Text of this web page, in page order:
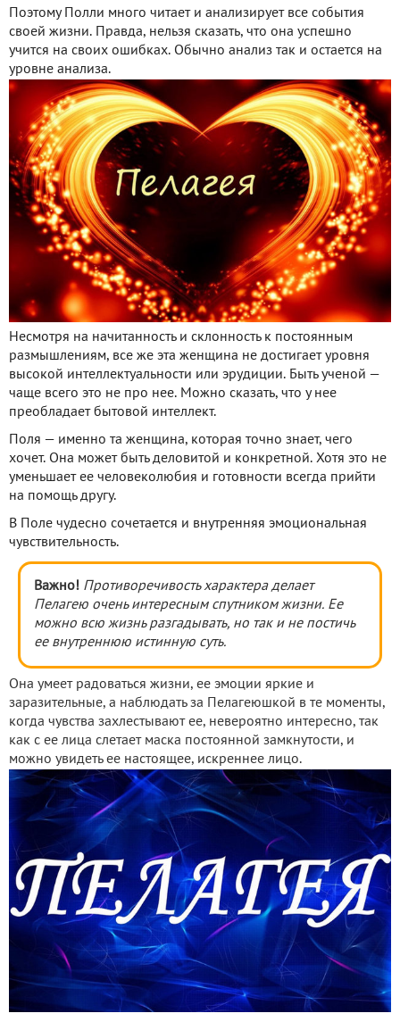
Поэтому Полли много читает и анализирует все события
своей жизни. Правда, нельзя сказать, что она успешно
учится на своих ошибках. Обычно анализ так и остается на
уровне анализа.
Несмотря на начитанность и склонность к постоянным
размышлениям, все же эта женщина не достигает уровня
высокой интеллектуальности или эрудиции. Быть ученой —
чаще всего это не про нее. Можно сказать, что у нее
преобладает бытовой интеллект.
Поля — именно та женщина, которая точно знает, чего
хочет. Она может быть деловитой и конкретной. Хотя это не
уменьшает ее человеколюбия и готовности всегда прийти
на помощь другу.
В Поле чудесно сочетается и внутренняя эмоциональная
чувствительность.
Важно! Противоречивость характера делает
Пелагею очень интересным спутником жизни. Ее
можно всю жизнь разгадывать, но так и не постичь
ее внутреннюю истинную суть.
Она умеет радоваться жизни, ее эмоции яркие и
заразительные, а наблюдать за Пелагеюшкой в те моменты,
когда чувства захлестывают ее, невероятно интересно, так
как с ее лица слетает маска постоянной замкнутости, и
можно увидеть ее настоящее, искреннее лицо.